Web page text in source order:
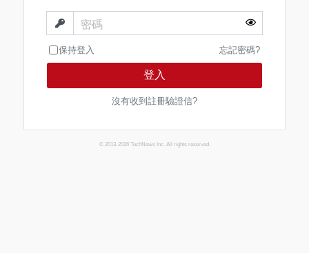
密碼
保持登入 忘記密碼?
登入
沒有收到註冊驗證信?
© 2013-2026 TechNews Inc. All rights reserved.